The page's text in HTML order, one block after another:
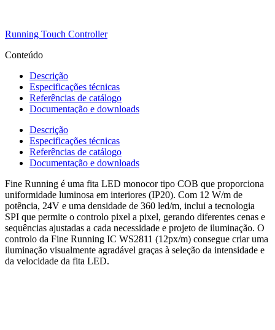
Running Touch Controller
Conteúdo
Descrição
Especificações técnicas
Referências de catálogo
Documentação e downloads
Descrição
Especificações técnicas
Referências de catálogo
Documentação e downloads
Fine Running é uma fita LED monocor tipo COB que proporciona
uniformidade luminosa em interiores (IP20). Com 12 W/m de
potência, 24V e uma densidade de 360 led/m, inclui a tecnologia
SPI que permite o controlo pixel a pixel, gerando diferentes cenas e
sequências ajustadas a cada necessidade e projeto de iluminação. O
controlo da Fine Running IC WS2811 (12px/m) consegue criar uma
iluminação visualmente agradável graças à seleção da intensidade e
da velocidade da fita LED.